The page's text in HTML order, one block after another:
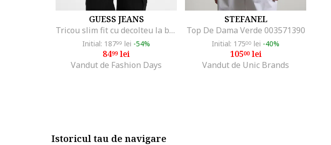
GUESS JEANS
Tricou slim fit cu decolteu la baza gatului, Alb/Negru/Rosu stins
Initial: 18799 lei -54%
8499lei
Vandut de Fashion Days
STEFANEL
Top De Dama Verde 003571390
Initial: 17500 lei -40%
10500lei
Vandut de Unic Brands
Istoricul tau de navigare